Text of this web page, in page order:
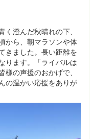
澄んだ秋晴れの下、
から、朝マラソンや体
きました。長い距離を
ります。「ライバルは
の声援のおかげで、
の温かい応援をありが